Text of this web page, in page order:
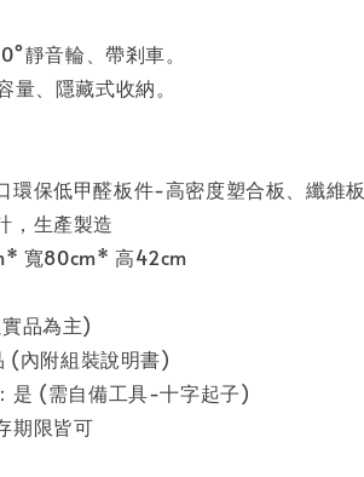
靜音輪、帶剎車。
、隱藏式收納。
保低甲醛板件-高密度塑合板、纖維板
，生產製造
寬80cm* 高42cm
品為主)
(內附組裝說明書)
是 (需自備工具-十字起子)
期限皆可